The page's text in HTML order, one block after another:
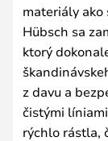
materiály ako
Hübsch sa
ktorý
z davu a
čistými
rýchlo rástla,